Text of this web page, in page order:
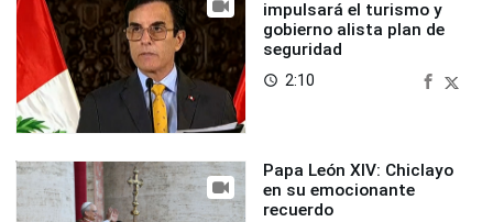
impulsará el turismo y
gobierno alista plan de
seguridad
access_time 2:10
Papa León XIV: Chiclayo
en su emocionante
recuerdo